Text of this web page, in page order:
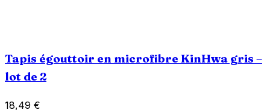
Tapis égouttoir en microfibre KinHwa gris –
lot de 2
18,49 €